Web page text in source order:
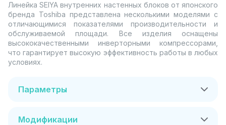
Линейка SEIYA внутренних настенных блоков от японского
бренда Toshiba представлена несколькими моделями с
отличающимися показателями производительности и
обслуживаемой площади. Все изделия оснащены
высококачественными инверторными компрессорами,
что гарантирует высокую эффективность работы в любых
условиях.
Параметры
Модификации